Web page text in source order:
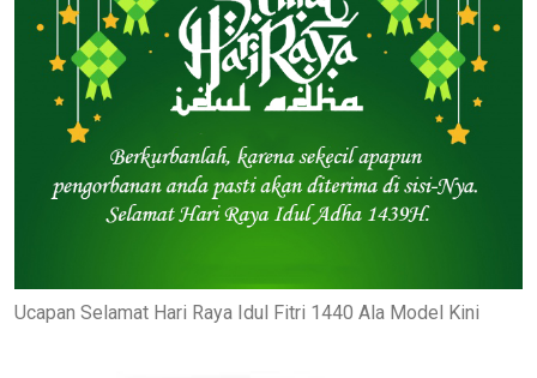
Ucapan Selamat Hari Raya Idul Fitri 1440 Ala Model Kini